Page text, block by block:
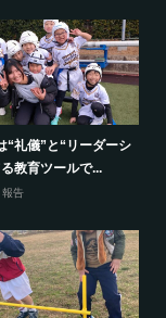
“礼儀”と“リーダーシ
教育ツールで...
報告